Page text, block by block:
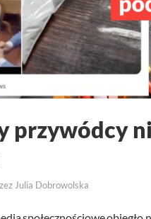
przywódcy
Julia Dobrowolska